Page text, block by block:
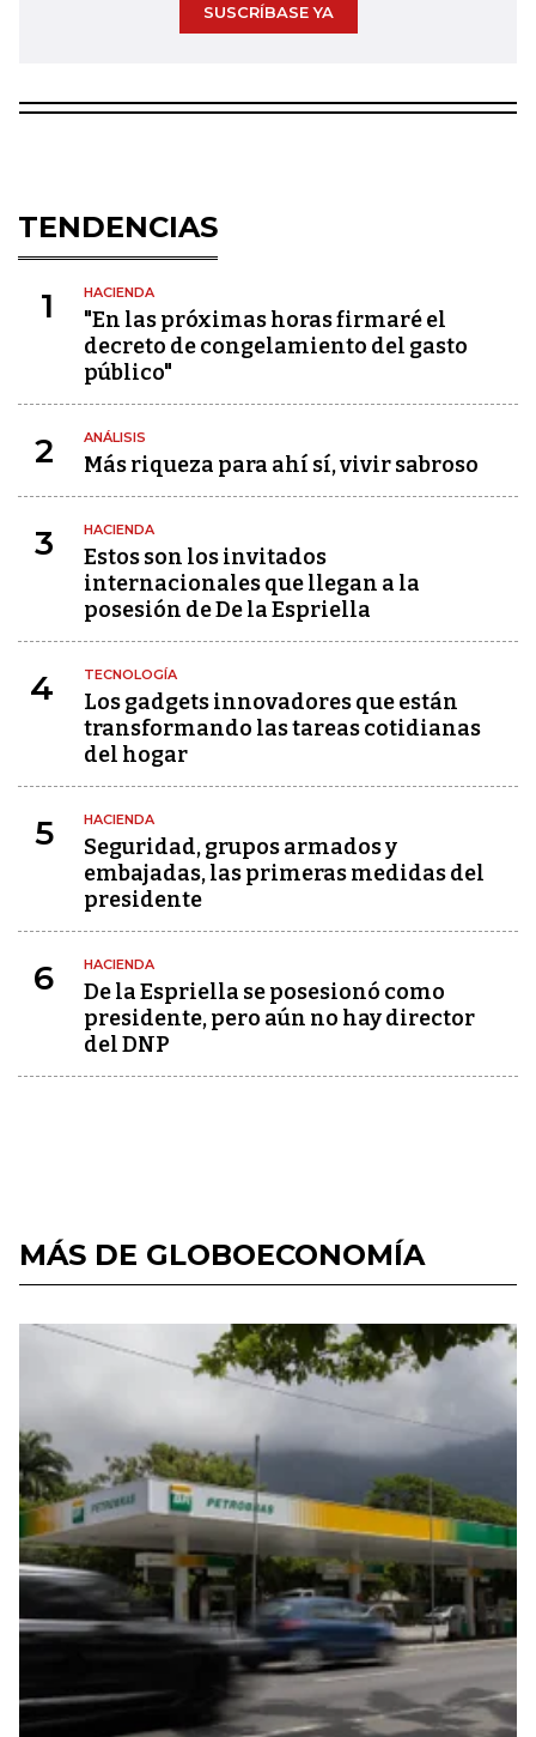
SUSCRÍBASE YA
TENDENCIAS
1 HACIENDA
"En las próximas horas firmaré el
decreto de congelamiento del gasto
público"
2 ANÁLISIS
Más riqueza para ahí sí, vivir sabroso
3 HACIENDA
Estos son los invitados
internacionales que llegan a la
posesión de De la Espriella
4 TECNOLOGÍA
Los gadgets innovadores que están
transformando las tareas cotidianas
del hogar
5 HACIENDA
Seguridad, grupos armados y
embajadas, las primeras medidas del
presidente
6 HACIENDA
De la Espriella se posesionó como
presidente, pero aún no hay director
del DNP
MÁS DE GLOBOECONOMÍA